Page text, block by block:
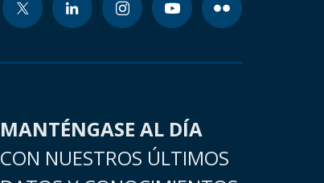
MANTÉNGASE AL DÍA
CON NUESTROS ÚLTIMOS